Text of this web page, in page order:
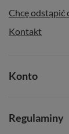
Chcę odstąpić
Kontakt
Konto
Regulaminy